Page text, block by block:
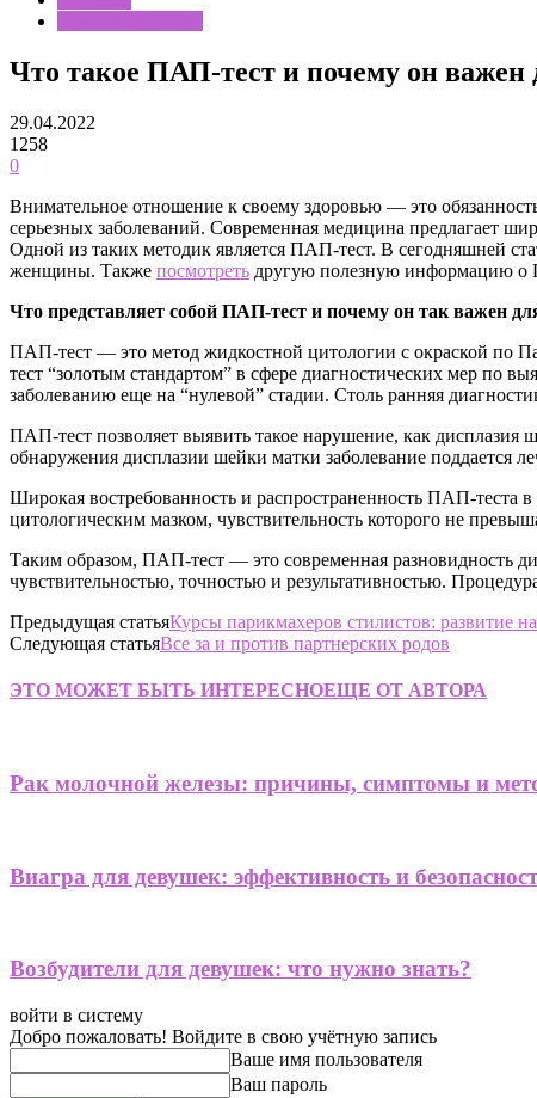
Что такое ПАП-тест и почему он
29.04.2022
1258
0
Внимательное отношение к своему здоровью — это
серьезных заболеваний. Современная медицина предлагает
Одной из таких методик является ПАП-тест. В сегодняшней
женщины. Также посмотреть другую полезную информацию о
Что представляет собой ПАП-тест и почему он так важен
ПАП-тест — это метод жидкостной цитологии с окраской по
тест “золотым стандартом” в сфере диагностических мер по
заболеванию еще на “нулевой” стадии. Столь ранняя
ПАП-тест позволяет выявить такое нарушение, как дисплазия
обнаружения дисплазии шейки матки заболевание поддается
Широкая востребованность и распространенность ПАП-теста
цитологическим мазком, чувствительность которого не
Таким образом, ПАП-тест — это современная разновидность
чувствительностью, точностью и результативностью.
Предыдущая статьяКурсы парикмахеров стилистов: развитие
Следующая статьяВсе за и против партнерских родов
ЭТО МОЖЕТ БЫТЬ ИНТЕРЕСНОЕЩЕ ОТ АВТОРА
Рак молочной железы: причины, симптомы и
Виагра для девушек: эффективность и
Возбудители для девушек: что нужно знать?
войти в систему
Добро пожаловать! Войдите в свою учётную запись
Ваше имя пользователя
Ваш пароль